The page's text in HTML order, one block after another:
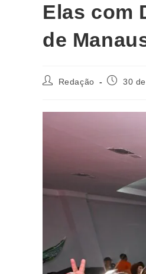
Elas com
de
Redação 30